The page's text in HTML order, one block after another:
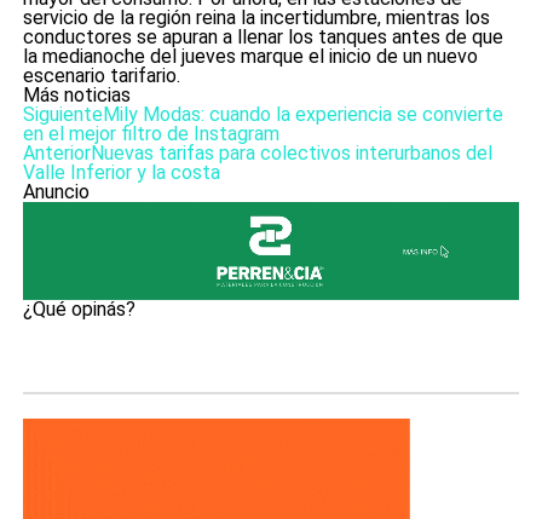
servicio de la región reina la incertidumbre, mientras los
conductores se apuran a llenar los tanques antes de que
la medianoche del jueves marque el inicio de un nuevo
escenario tarifario.
Más noticias
SiguienteMily Modas: cuando la experiencia se convierte
en el mejor filtro de Instagram
AnteriorNuevas tarifas para colectivos interurbanos del
Valle Inferior y la costa
Anuncio
¿Qué opinás?